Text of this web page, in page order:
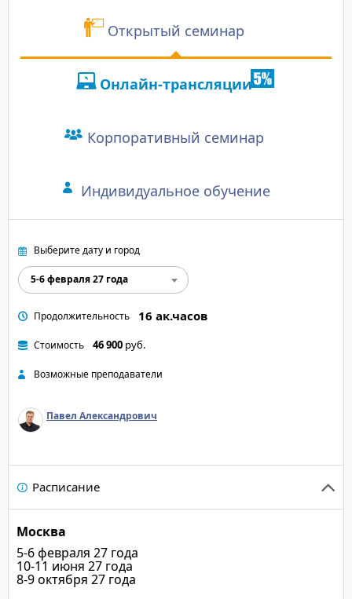
Открытый семинар
Онлайн-трансляции
Корпоративный семинар
Индивидуальное обучение
Выберите дату и город
5-6 февраля 27 года
Продолжительность 16 ак.часов
Стоимость 46 900 руб.
Возможные преподаватели
Павел Александрович
Расписание
Москва
5-6 февраля 27 года
10-11 июня 27 года
8-9 октября 27 года